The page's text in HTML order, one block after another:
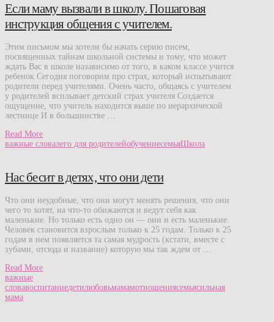
Если маму вызвали в школу. Пошаговая
инструкция общения с учителем.
Этим письмом мы хотели бы начать серию писем,
посвященных тайнам школьной системы и тому, что может
ждать Вас в школе назависимо от того, в каком классе учится
ребенок Сегодня поговорим про страх, который испытывают
родители перед учителями. Очень часто, общаясь с учителем
у родителей всплывает детский страх учителя Создается
ощущение, что учитель находится выше по иерархической
лестнице И в большинстве …
Read More
важные словалего для родителейобучениесемьяШкола
Нас бесит в детях, что они дети
Что они неудобные, что они могут менять решения, что они
чего то хотят, на что-то обижаются и ведут себя как
маленькие. Но только есть одно он — они и есть маленькие.
Человек становится взрослым только к 25 годам. Только к 25
годам в нем появляется та самая мудрость (кстати, вместе с
зубами, отсюда и название) которую мы так ждем от …
Read More
важные
словавоспитаниедетилюбовьмамамотношениясемьясильная
мама